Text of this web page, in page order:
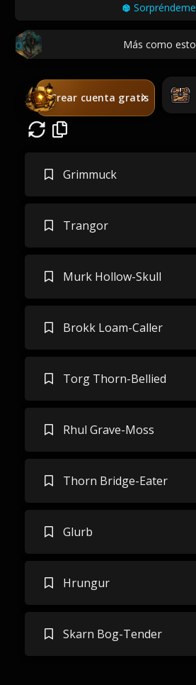
Sorpréndeme
Más como esto
Crear cuenta gratis
Grimmuck
Trangor
Murk Hollow-Skull
Brokk Loam-Caller
Torg Thorn-Bellied
Rhul Grave-Moss
Thorn Bridge-Eater
Glurb
Hrungur
Skarn Bog-Tender